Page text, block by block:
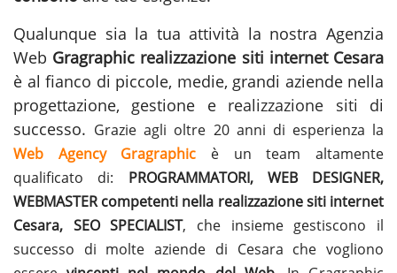
Qualunque sia la tua attività la nostra Agenzia
Web Gragraphic realizzazione siti internet Cesara
è al fianco di piccole, medie, grandi aziende nella
progettazione, gestione e realizzazione siti di
successo. Grazie agli oltre 20 anni di esperienza la
Web Agency Gragraphic è un team altamente
qualificato di: PROGRAMMATORI, WEB DESIGNER,
WEBMASTER competenti nella realizzazione siti internet
Cesara, SEO SPECIALIST, che insieme gestiscono il
successo di molte aziende di Cesara che vogliono